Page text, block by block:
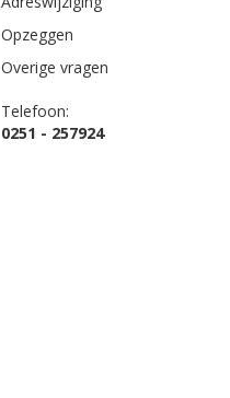
Opzeggen
Overige vragen
Telefoon:
0251 - 257924